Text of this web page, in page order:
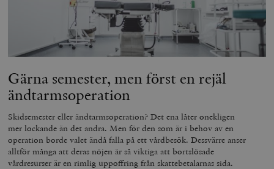
Gärna semester, men först en rejäl
ändtarmsoperation
Skidsemester eller ändtarmsoperation? Det ena låter onekligen
mer lockande än det andra. Men för den som är i behov av en
operation borde valet ändå falla på ett vårdbesök. Dessvärre anser
alltför många att deras nöjen är så viktiga att bortslösade
vårdresurser är en rimlig uppoffring från skattebetalarnas sida.